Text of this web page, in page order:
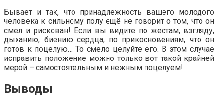
Бывает и так, что принадлежность вашего молодого
человека к сильному полу ещё не говорит о том, что он
смел и рискован! Если вы видите по жестам, взгляду,
дыханию, биению сердца, по прикосновениям, что он
готов к поцелую… То смело целуйте его. В этом случае
исправить положение можно только вот такой крайней
мерой – самостоятельным и нежным поцелуем!
Выводы